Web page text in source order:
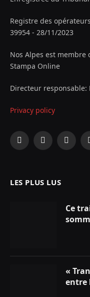
Registre des
39954 - 28/11/2023
Nos Alpes est membre
Stampa Online
Directeur responsable:
Privacy policy
Facebook
X
LES PLUS LUS
Ce
«
entre